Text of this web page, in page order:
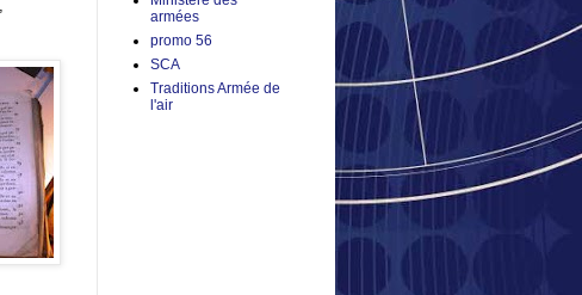
armées
promo 56
SCA
Traditions Armée de
l'air